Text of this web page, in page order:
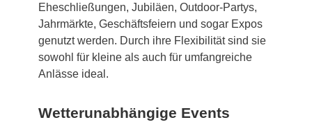
Eheschließungen, Jubiläen, Outdoor-Partys,
Jahrmärkte, Geschäftsfeiern und sogar Expos
genutzt werden. Durch ihre Flexibilität sind sie
sowohl für kleine als auch für umfangreiche
Anlässe ideal.
Wetterunabhängige Events